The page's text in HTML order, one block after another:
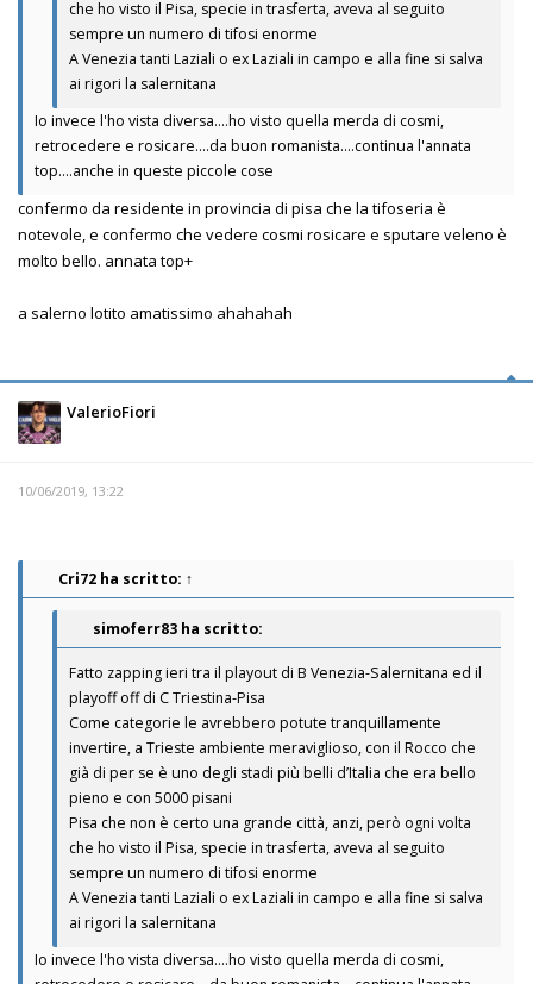
che ho visto il Pisa, specie in trasferta, aveva al seguito
sempre un numero di tifosi enorme
A Venezia tanti Laziali o ex Laziali in campo e alla fine si salva
ai rigori la salernitana
Io invece l'ho vista diversa....ho visto quella merda di cosmi,
retrocedere e rosicare....da buon romanista....continua l'annata
top....anche in queste piccole cose
confermo da residente in provincia di pisa che la tifoseria è
notevole, e confermo che vedere cosmi rosicare e sputare veleno è
molto bello. annata top+
a salerno lotito amatissimo ahahahah
ValerioFiori
10/06/2019, 13:22
Cri72 ha scritto: ↑
simoferr83 ha scritto:
Fatto zapping ieri tra il playout di B Venezia-Salernitana ed il
playoff off di C Triestina-Pisa
Come categorie le avrebbero potute tranquillamente
invertire, a Trieste ambiente meraviglioso, con il Rocco che
già di per se è uno degli stadi più belli d’Italia che era bello
pieno e con 5000 pisani
Pisa che non è certo una grande città, anzi, però ogni volta
che ho visto il Pisa, specie in trasferta, aveva al seguito
sempre un numero di tifosi enorme
A Venezia tanti Laziali o ex Laziali in campo e alla fine si salva
ai rigori la salernitana
Io invece l'ho vista diversa....ho visto quella merda di cosmi,